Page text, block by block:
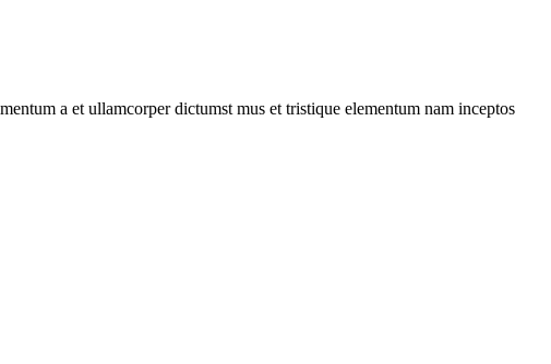
a et ullamcorper dictumst mus et tristique elementum nam inceptos